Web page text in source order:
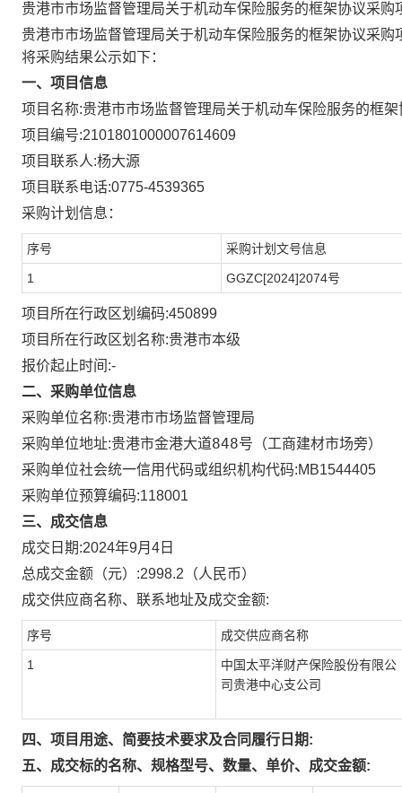
贵港市市场监督管理局关于机动车保险服务的框架协议采购
贵港市市场监督管理局关于机动车保险服务的框架协议采购
将采购结果公示如下：
一、项目信息
项目名称:贵港市市场监督管理局关于机动车保险服务的框
项目编号:2101801000007614609
项目联系人:杨大源
项目联系电话:0775-4539365
采购计划信息：
序号 采购计划文号信息
1 GGZC[2024]2074号
项目所在行政区划编码:450899
项目所在行政区划名称:贵港市本级
报价起止时间:-
二、采购单位信息
采购单位名称:贵港市市场监督管理局
采购单位地址:贵港市金港大道848号（工商建材市场旁）
采购单位社会统一信用代码或组织机构代码:MB1544405
采购单位预算编码:118001
三、成交信息
成交日期:2024年9月4日
总成交金额（元）:2998.2 （人民币）
成交供应商名称、联系地址及成交金额:
序号 成交供应商名称
1
中国太平洋财产保险股份有限公
司贵港中心支公司
四、项目用途、简要技术要求及合同履行日期:
五、成交标的名称、规格型号、数量、单价、成交金额: